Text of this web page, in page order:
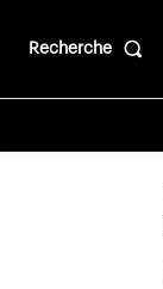
Recherche